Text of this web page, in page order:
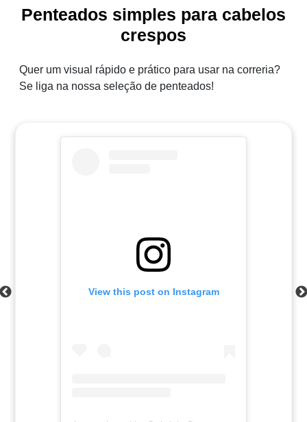
Penteados simples para cabelos
crespos
Quer um visual rápido e prático para usar na correria?
Se liga na nossa seleção de penteados!
View this post on Instagram